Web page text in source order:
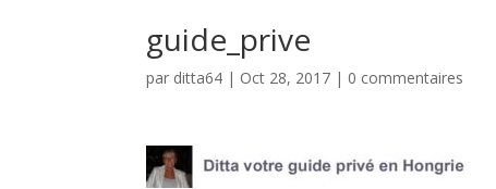
guide_prive
par ditta64 | Oct 28, 2017 | 0 commentaires